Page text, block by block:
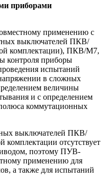
приборами
применению с
выключателей ПКВ/
комплектации), ПКВ/М7,
приборы
испытаний
в сложных
величины
и с определением
коммутационных
выключателей ПКВ/
отсутствует
поэтому ПУВ-
применению для
а также для испытаний